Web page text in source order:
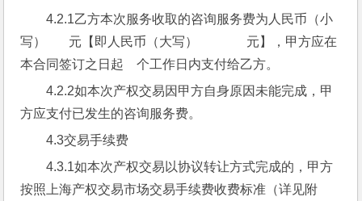
4.2.1乙方本次服务收取的咨询服务费为人民币（小
写）       元【即人民币（大写）               元】，甲方应在
本合同签订之日起    个工作日内支付给乙方。
4.2.2如本次产权交易因甲方自身原因未能完成，甲
方应支付已发生的咨询服务费。
4.3交易手续费
4.3.1如本次产权交易以协议转让方式完成的，甲方
按照上海产权交易市场交易手续费收费标准（详见附